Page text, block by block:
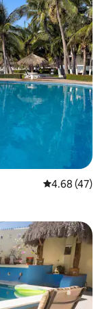
औसत रेटिंग 5 में
4.68 (47)